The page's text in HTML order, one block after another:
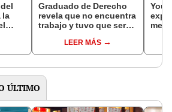
la
Graduado de Derecho
revela que no encuentra
trabajo y tuvo que ser
LEER MÁS
ÚLTIMO